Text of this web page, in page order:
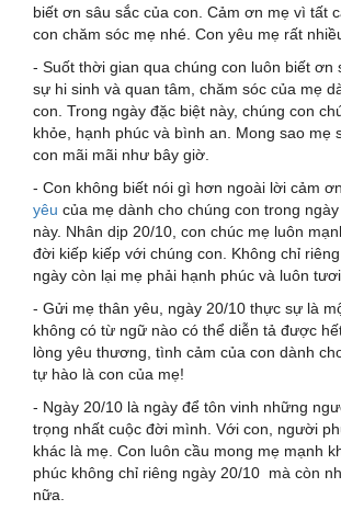
biết ơn sâu sắc của con. Cảm ơn mẹ vì tất
con chăm sóc mẹ nhé. Con yêu mẹ rất
- Suốt thời gian qua chúng con luôn biết ơn
sự hi sinh và quan tâm, chăm sóc của mẹ
con. Trong ngày đặc biệt này, chúng con
khỏe, hạnh phúc và bình an. Mong sao mẹ
con mãi mãi như bây giờ.
- Con không biết nói gì hơn ngoài lời cảm
yêu của mẹ dành cho chúng con trong
này. Nhân dịp 20/10, con chúc mẹ luôn
đời kiếp kiếp với chúng con. Không chỉ
ngày còn lại mẹ phải hạnh phúc và luôn
- Gửi mẹ thân yêu, ngày 20/10 thực sự là
không có từ ngữ nào có thể diễn tả được
lòng yêu thương, tình cảm của con dành
tự hào là con của mẹ!
- Ngày 20/10 là ngày để tôn vinh những
trọng nhất cuộc đời mình. Với con, người
khác là mẹ. Con luôn cầu mong mẹ mạnh
phúc không chỉ riêng ngày 20/10 mà còn
nữa.